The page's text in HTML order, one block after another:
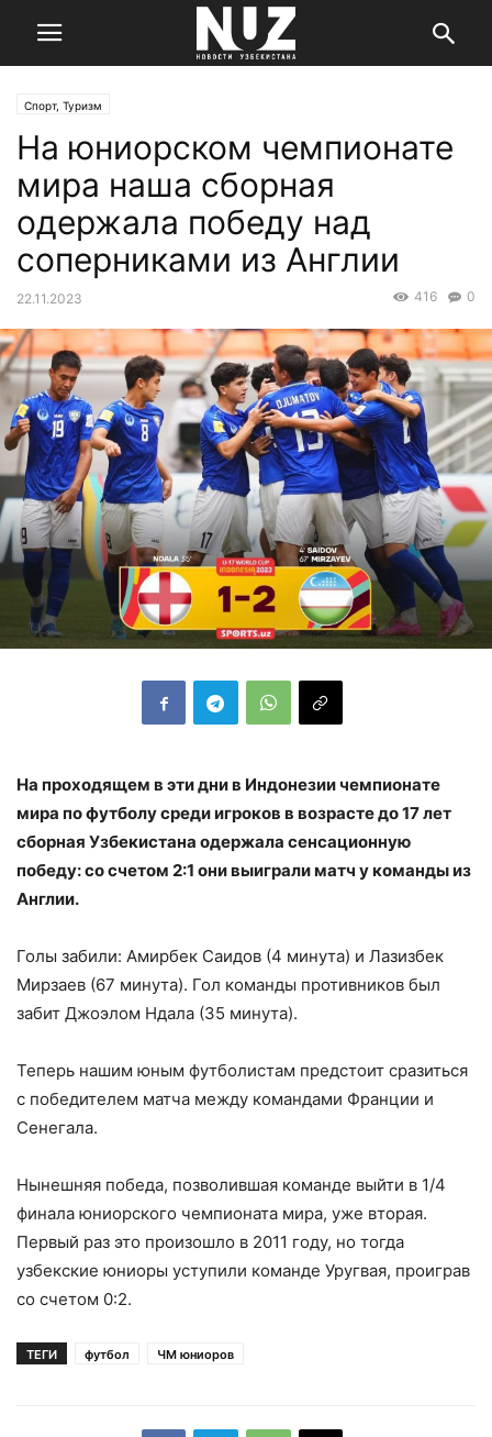
Спорт, Туризм
На юниорском чемпионате
мира наша сборная
одержала победу над
соперниками из Англии
22.11.2023 0
416
На проходящем в эти дни в Индонезии чемпионате
мира по футболу среди игроков в возрасте до 17 лет
сборная Узбекистана одержала сенсационную
победу: со счетом 2:1 они выиграли матч у команды из
Англии.
Голы забили: Амирбек Саидов (4 минута) и Лазизбек
Мирзаев (67 минута). Гол команды противников был
забит Джоэлом Ндала (35 минута).
Теперь нашим юным футболистам предстоит сразиться
с победителем матча между командами Франции и
Сенегала.
Нынешняя победа, позволившая команде выйти в 1/4
финала юниорского чемпионата мира, уже вторая.
Первый раз это произошло в 2011 году, но тогда
узбекские юниоры уступили команде Уругвая, проиграв
со счетом 0:2.
ТЕГИ футбол ЧМ юниоров